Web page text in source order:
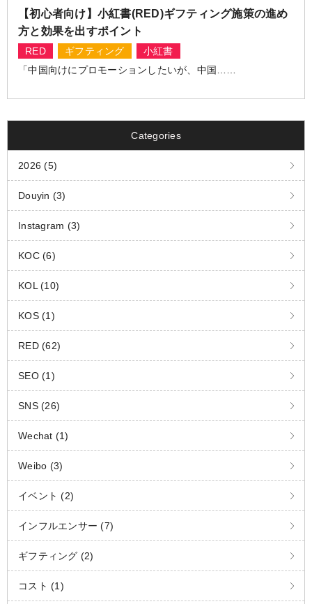
【初心者向け】小紅書(RED)ギフティング施策の進め
方と効果を出すポイント
RED ギフティング
小紅書
「中国向けにプロモーションしたいが、中国……
Categories
2026 (5)
Douyin (3)
Instagram (3)
KOC (6)
KOL (10)
KOS (1)
RED (62)
SEO (1)
SNS (26)
Wechat (1)
Weibo (3)
イベント (2)
インフルエンサー (7)
ギフティング (2)
コスト (1)